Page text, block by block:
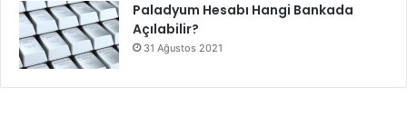
Paladyum Hesabı Hangi Bankada
Açılabilir?
31 Ağustos 2021